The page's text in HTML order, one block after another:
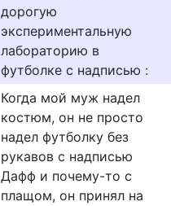
дорогую
экспериментальную
лабораторию в
футболке с надписью :
Когда мой муж надел
костюм, он не просто
надел футболку без
рукавов с надписью
Дафф и почему-то с
плащом, он принял на